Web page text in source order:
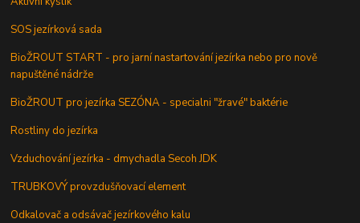
SOS jezírková sada
BioŽROUT START - pro jarní nastartování jezírka nebo pro nově
napuštěné nádrže
BioŽROUT pro jezírka SEZÓNA - specialni "žravé" baktérie
Rostliny do jezírka
Vzduchování jezírka - dmychadla Secoh JDK
TRUBKOVÝ provzdušňovací element
Odkalovač a odsávač jezírkového kalu